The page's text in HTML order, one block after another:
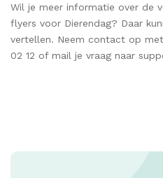
Wil je meer informatie over de
flyers voor Dierendag? Daar
vertellen. Neem contact op
02 12 of mail je vraag naar